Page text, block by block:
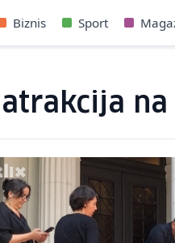
Biznis Sport